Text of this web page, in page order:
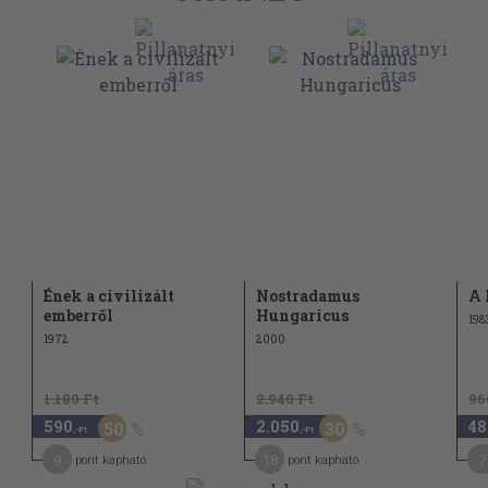
Ének a civilizált
emberről
1972
1.180 Ft
590 ,-Ft 50
pont kapható
Nostradamus
Hungaricus
2000
2.940 Ft
2.050 ,-Ft 30
pont kapható
A